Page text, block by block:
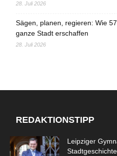
28. Juli 2026
Sägen, planen, regieren: Wie
ganze Stadt erschaffen
28. Juli 2026
REDAKTIONSTIPP
Leipziger